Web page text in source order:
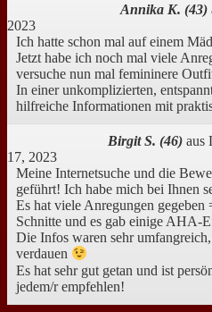
Annika K. (43)
2023
Ich hatte schon mal auf einem
Jetzt habe ich noch mal viele
versuche nun mal femininere
In einer unkomplizierten,
hilfreiche Informationen mit
Birgit S. (46) aus
17, 2023
Meine Internetsuche und die
geführt! Ich habe mich bei Ihnen
Es hat viele Anregungen
Schnitte und es gab einige AHA-
Die Infos waren sehr
verdauen
Es hat sehr gut getan und ist
jedem/r empfehlen!